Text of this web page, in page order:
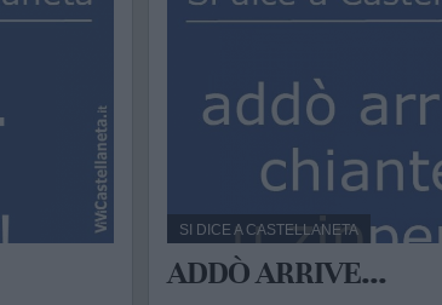
SI DICE A CASTELLANETA
ADDÒ ARRIVE...